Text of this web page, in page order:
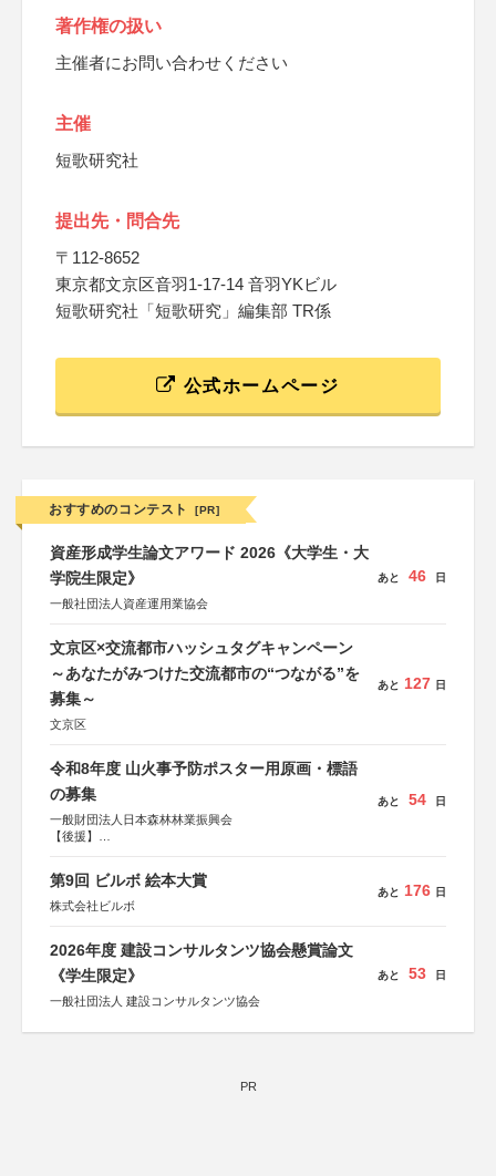
著作権の扱い
主催者にお問い合わせください
主催
短歌研究社
提出先・問合先
〒112-8652
東京都文京区音羽1-17-14 音羽YKビル
短歌研究社「短歌研究」編集部 TR係
公式ホームページ
おすすめのコンテスト [PR]
資産形成学生論文アワード 2026《大学生・大
学院生限定》
一般社団法人資産運用業協会
あと 46 日
文京区×交流都市ハッシュタグキャンペーン
～あなたがみつけた交流都市の“つながる”を
募集～
文京区
あと 127 日
令和8年度 山火事予防ポスター用原画・標語
の募集
一般財団法人日本森林林業振興会
【後援】
会、森林火災対策協会
あと 54 日
第9回 ビルボ 絵本大賞
株式会社ビルボ
あと 176 日
2026年度 建設コンサルタンツ協会懸賞論文
《学生限定》
一般社団法人 建設コンサルタンツ協会
あと 53 日
PR